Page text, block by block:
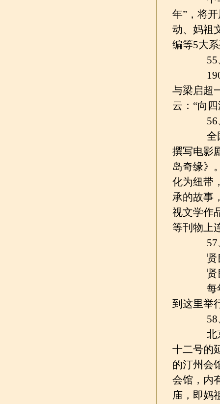
年”，将
动、妈祖
编等5大
55、
1900
与梁启超
云：“向
56、
全国
撰写电影
岛奇缘》
化为纽带
承的故事
视文学作
等刊物上
57、
贤良
贤良
每年
到这里举
58、
北京
十二号的
的汀州会
会馆，内
庙，即妈